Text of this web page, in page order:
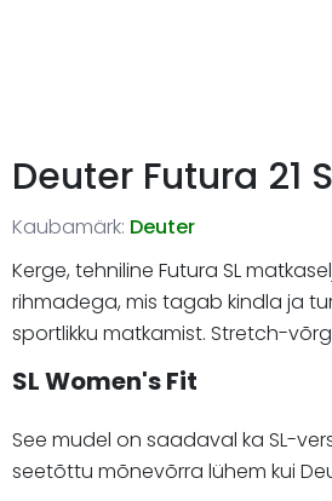
Deuter Futura 21
Kaubamärk: Deuter
Kerge, tehniline Futura SL
rihmadega, mis tagab kindla ja
sportlikku matkamist. Stretch-
SL Women's Fit
See mudel on saadaval ka SL-
seetõttu mõnevõrra lühem kui